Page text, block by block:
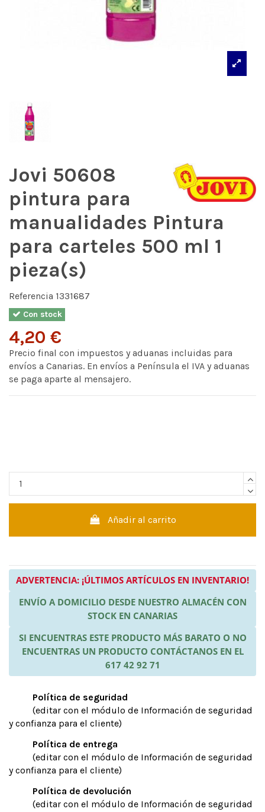
Jovi 50608
pintura para
manualidades Pintura
para carteles 500 ml 1
pieza(s)
Referencia 1331687
Con stock
4,20 €
Precio final con impuestos y aduanas incluidas para
envíos a Canarias. En envíos a Península el IVA y aduanas
se paga aparte al mensajero.
Añadir al carrito
ADVERTENCIA: ¡ÚLTIMOS ARTÍCULOS EN INVENTARIO!
ENVÍO A DOMICILIO DESDE NUESTRO ALMACÉN CON
STOCK EN CANARIAS
SI ENCUENTRAS ESTE PRODUCTO MÁS BARATO O NO
ENCUENTRAS UN PRODUCTO CONTÁCTANOS EN EL
617 42 92 71
Política de seguridad
(editar con el módulo de Información de seguridad
y confianza para el cliente)
Política de entrega
(editar con el módulo de Información de seguridad
y confianza para el cliente)
Política de devolución
(editar con el módulo de Información de seguridad